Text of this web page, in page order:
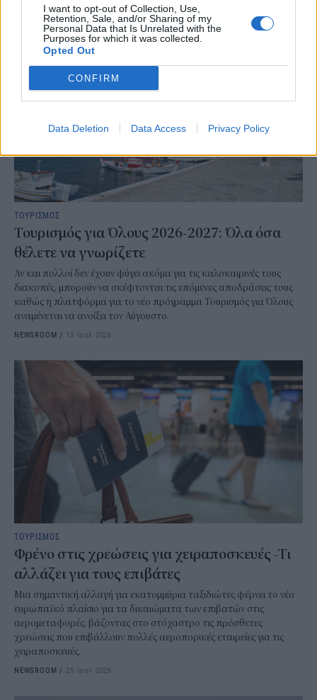
I want to opt-out of Collection, Use,
Retention, Sale, and/or Sharing of my
Personal Data that Is Unrelated with the
Purposes for which it was collected.
Opted Out
CONFIRM
Data Deletion Data Access Privacy Policy
NEWSROOM/30 Ιουλ 2026
ΤΟΥΡΙΣΜΟΣ
Τουρισμός για Όλους 2026-2027: Όλα όσα
θέλετε να γνωρίζετε
Αν και πολλοί δεν έχουν φύγει ακόμα για τις καλοκαιρινές τους
διακοπές, μπορούν να σκέφτονται τις επόμενες αποδράσεις τους
καθώς η πλατφόρμα για το νέο πρόγραμμα Τουρισμός για Όλους
αναμένεται να ανοίξει τον Αύγουστο.
NEWSROOM / 13 Ιουλ 2026
ΤΟΥΡΙΣΜΟΣ
Φρένο στις χρεώσεις για χειραποσκευές -Τι
αλλάζει για τους επιβάτες
Μια σημαντική αλλαγή για εκατομμύρια ταξιδιώτες φέρνει το νέο
ευρωπαϊκό πλαίσιο για τα δικαιώματα των επιβατών στις
αερομεταφορές, βάζοντας στο στόχαστρο τις πρόσθετες
χρεώσεις που επιβάλλουν πολλές αεροπορικές εταιρείες για τις
χειραποσκευές.
NEWSROOM / 25 Ιουν 2026